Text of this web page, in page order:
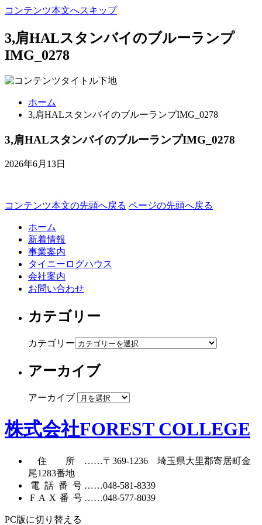
コンテンツ本文へスキップ
3,肩HALスタンバイのブルーランプ
IMG_0278
ホーム
3,肩HALスタンバイのブルーランプIMG_0278
3,肩HALスタンバイのブルーランプIMG_0278
2026年6月13日
コンテンツ本文の先頭へ戻る ページの先頭へ戻る
ホーム
新着情報
事業案内
タイニーログハウス
会社案内
お問い合わせ
カテゴリー
カテゴリー
アーカイブ
アーカイブ
株式会社FOREST COLLEGE
住所……〒369-1236 埼玉県大里郡寄居町金
尾1283番地
電話番号……048-581-8339
FAX番号……048-577-8039
PC版に切り替える